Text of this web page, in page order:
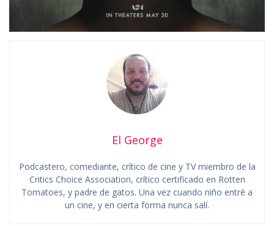
El George
Podcastero, comediante, crítico de cine y TV miembro de la
Critics Choice Association, crítico certificado en Rotten
Tomatoes, y padre de gatos. Una vez cuando niño entré a
un cine, y en cierta forma nunca salí.